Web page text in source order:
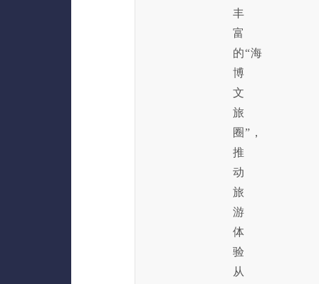
丰
富
的“海
博
文
旅
圈”，
推
动
旅
游
体
验
从